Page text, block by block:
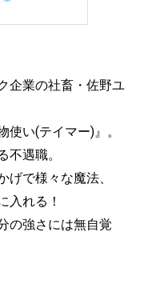
企業の社畜・佐野ユ
い(テイマー)』。
不遇職。
げで様々な魔法、
入れる！
の強さには無自覚